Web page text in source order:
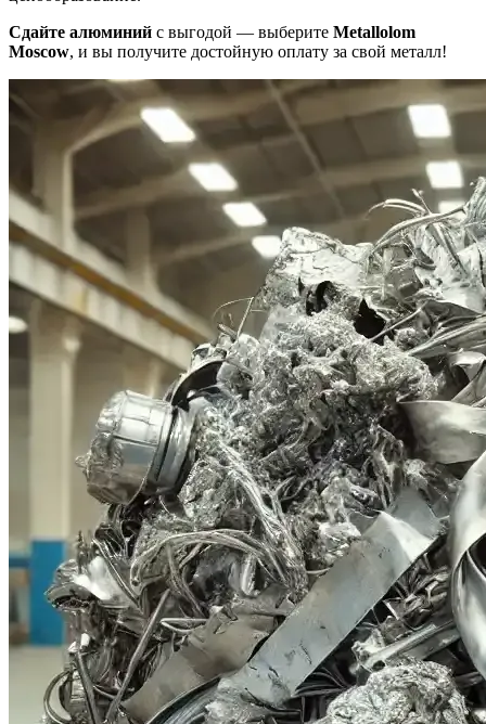
Сдайте алюминий с выгодой — выберите Metallolom
Moscow, и вы получите достойную оплату за свой металл!